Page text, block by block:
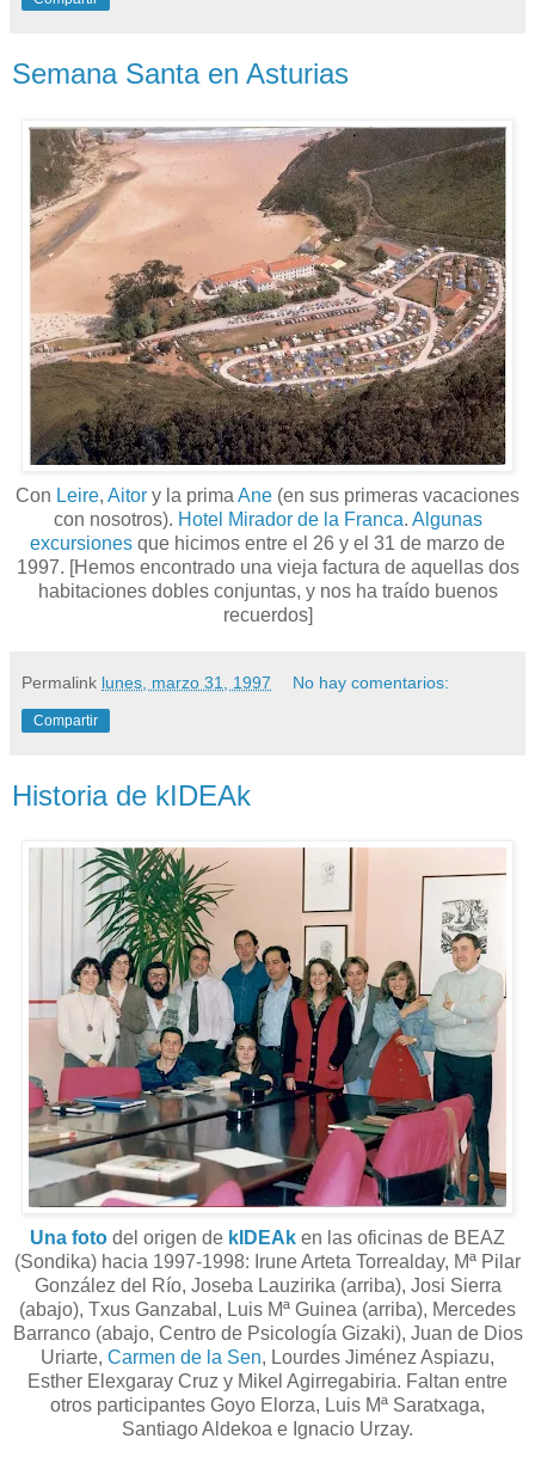
Semana Santa en Asturias
Con Leire, Aitor y la prima Ane (en sus primeras vacaciones
con nosotros). Hotel Mirador de la Franca. Algunas
excursiones que hicimos entre el 26 y el 31 de marzo de
1997. [Hemos encontrado una vieja factura de aquellas dos
habitaciones dobles conjuntas, y nos ha traído buenos
recuerdos]
Permalink lunes, marzo 31, 1997 No hay comentarios:
Compartir
Historia de kIDEAk
Una foto del origen de kIDEAk en las oficinas de BEAZ
(Sondika) hacia 1997-1998: Irune Arteta Torrealday, Mª Pilar
González del Río, Joseba Lauzirika (arriba), Josi Sierra
(abajo), Txus Ganzabal, Luis Mª Guinea (arriba), Mercedes
Barranco (abajo, Centro de Psicología Gizaki), Juan de Dios
Uriarte, Carmen de la Sen, Lourdes Jiménez Aspiazu,
Esther Elexgaray Cruz y Mikel Agirregabiria. Faltan entre
otros participantes Goyo Elorza, Luis Mª Saratxaga,
Santiago Aldekoa e Ignacio Urzay.